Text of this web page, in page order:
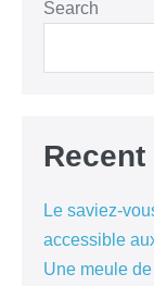
Search
Le saviez-
accessible
Une meule